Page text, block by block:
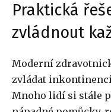
Praktická
zvládnout
Moderní
zvládat
Mnoho lidí si stále